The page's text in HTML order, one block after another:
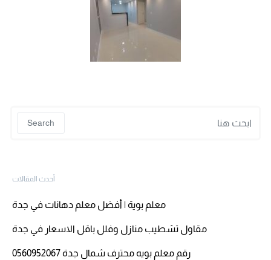
Search
أحدث المقالات
معلم بوية | أفضل معلم دهانات في جدة
مقاول تشطيب منازل وفلل باقل الاسعار في جدة
رقم معلم بويه محترف شمال جدة 0560952067